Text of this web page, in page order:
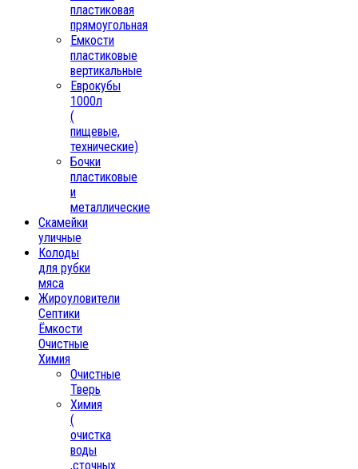
пластиковая
прямоугольная
Емкости
пластиковые
вертикальные
Еврокубы
1000л
(
пищевые,
технические)
Бочки
пластиковые
и
металлические
Скамейки
уличные
Колоды
для рубки
мяса
Жироуловители
Септики
Ёмкости
Очистные
Химия
Очистные
Тверь
Химия
(
очистка
воды
,сточных